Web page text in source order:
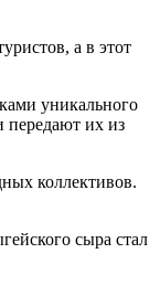
а в этот
уникального
передают их из
коллективов.
сыра стал